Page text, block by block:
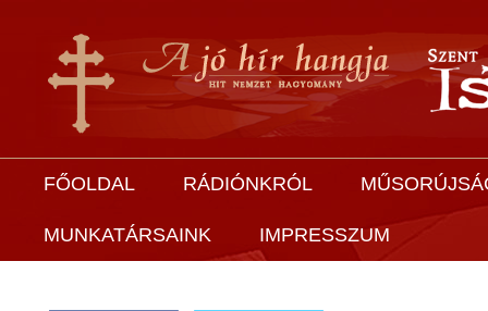
FŐOLDAL RÁDIÓNKRÓL
MUNKATÁRSAINK IMPRESSZUM